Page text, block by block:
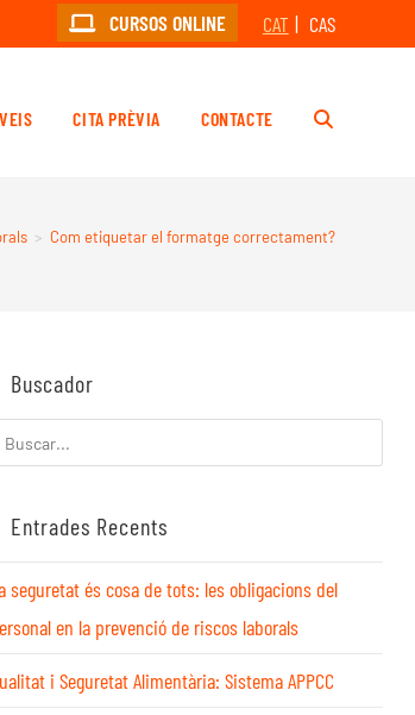
CAT CAS
CURSOS ONLINE
CITA PRÈVIA CONTACTE
> Com etiquetar el formatge correctament?
Buscador
Entrades Recents
seguretat és cosa de tots: les obligacions del
en la prevenció de riscos laborals
i Seguretat Alimentària: Sistema APPCC